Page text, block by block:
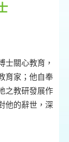
士關心教育，
育家；他自奉
之教研發展作
他的辭世，深